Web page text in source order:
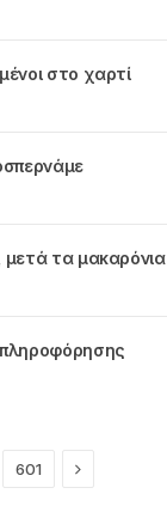
στο χαρτί
τα μακαρόνια
601 Next